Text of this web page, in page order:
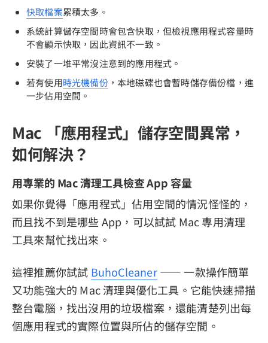
快取檔案累積太多。
系統計算儲存空間時會包含快取，但檢視應用程式容量時
不會顯示快取，因此資訊不一致。
安裝了一堆平常沒注意到的應用程式。
若有使用時光機備份 ，本地磁碟也會暫時儲存備份檔，進
一步佔用空間。
Mac 「應用程式」儲存空間異常，
如何解決？
用專業的 Mac 清理工具檢查 App 容量
如果你覺得「應用程式」佔用空間的情況怪怪的，
而且找不到是哪些 App，可以試試 Mac 專用清理
工具來幫忙找出來。
這裡推薦你試試 BuhoCleaner—— 一款操作簡單
又功能強大的 Mac 清理與優化工具。它能快速掃描
整台電腦，找出沒用的垃圾檔案，還能清楚列出每
個應用程式的實際位置與所佔的儲存空間。